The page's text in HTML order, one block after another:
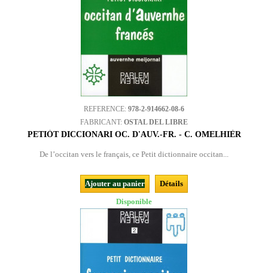
REFERENCE: 978-2-914662-08-6
FABRICANT: OSTAL DEL LIBRE
PETIÒT DICCIONARI OC. D'AUV.-FR. - C. OMELHIÈR
De l’occitan vers le français, ce Petit dictionnaire occitan...
Ajouter au panier
Détails
Disponible